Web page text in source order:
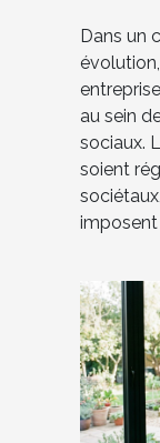
Dans un
au sein
sociaux.
soient
imposent